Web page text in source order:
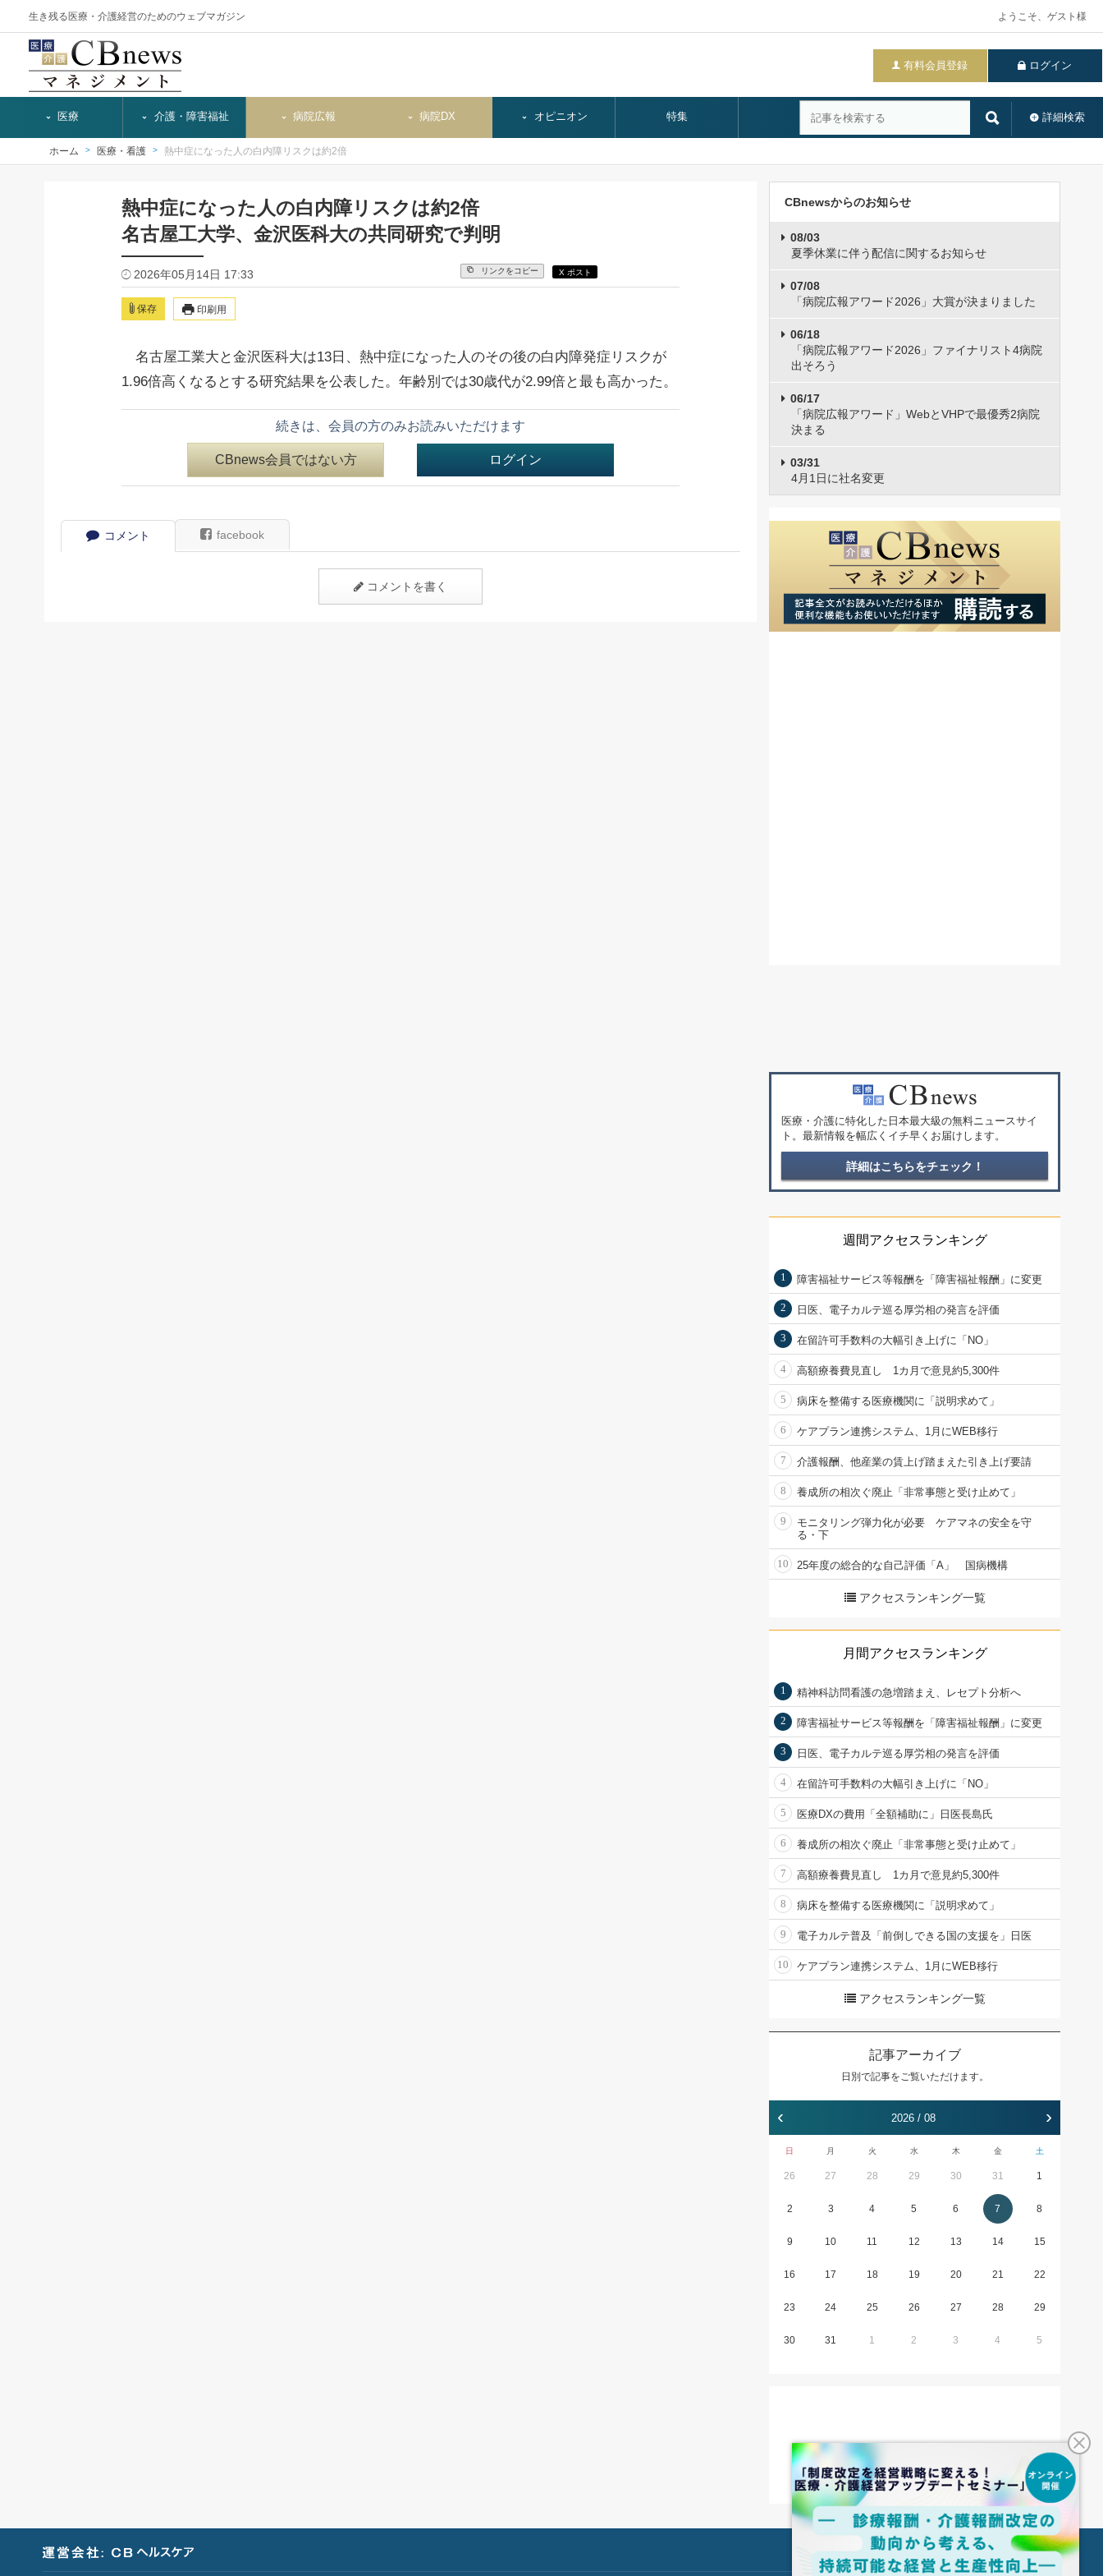
生き残る医療・介護経営のためのウェブマガジン ようこそ、ゲスト様
有料会員登録 ログイン
詳細検索
医療 介護・障害福祉 病院広報 病院DX オピニオン 特集
ホーム 医療・看護 熱中症になった人の白内障リスクは約2倍
熱中症になった人の白内障リスクは約2倍
名古屋工大学、金沢医科大の共同研究で判明
2026年05月14日 17:33 リンクをコピー X ポスト
保存 印刷用
名古屋工業大と金沢医科大は13日、熱中症になった人のその後の白内障発症リスクが
1.96倍高くなるとする研究結果を公表した。年齢別では30歳代が2.99倍と最も高かった。
続きは、会員の方のみお読みいただけます
CBnews会員ではない方 ログイン
コメント facebook
コメントを書く
CBnewsからのお知らせ
08/03
夏季休業に伴う配信に関するお知らせ
07/08
「病院広報アワード2026」大賞が決まりました
06/18
「病院広報アワード2026」ファイナリスト4病院
出そろう
06/17
「病院広報アワード」WebとVHPで最優秀2病院
決まる
03/31
4月1日に社名変更
医療・介護に特化した日本最大級の無料ニュースサイ
ト。最新情報を幅広くイチ早くお届けします。
詳細はこちらをチェック！
週間アクセスランキング
1 障害福祉サービス等報酬を「障害福祉報酬」に変更
2 日医、電子カルテ巡る厚労相の発言を評価
3 在留許可手数料の大幅引き上げに「NO」
4 高額療養費見直し 1カ月で意見約5,300件
5 病床を整備する医療機関に「説明求めて」
6 ケアプラン連携システム、1月にWEB移行
7 介護報酬、他産業の賃上げ踏まえた引き上げ要請
8 養成所の相次ぐ廃止「非常事態と受け止めて」
9
モニタリング弾力化が必要 ケアマネの安全を守
る・下
10 25年度の総合的な自己評価「A」 国病機構
アクセスランキング一覧
月間アクセスランキング
1 精神科訪問看護の急増踏まえ、レセプト分析へ
2 障害福祉サービス等報酬を「障害福祉報酬」に変更
3 日医、電子カルテ巡る厚労相の発言を評価
4 在留許可手数料の大幅引き上げに「NO」
5 医療DXの費用「全額補助に」日医長島氏
6 養成所の相次ぐ廃止「非常事態と受け止めて」
7 高額療養費見直し 1カ月で意見約5,300件
8 病床を整備する医療機関に「説明求めて」
9 電子カルテ普及「前倒しできる国の支援を」日医
10 ケアプラン連携システム、1月にWEB移行
アクセスランキング一覧
記事アーカイブ
日別で記事をご覧いただけます。
‹ 2026 / 08 ›
日 月 火 水 木 金 土
26 27 28 29 30 31 1
2 3 4 5 6 7 8
9 10 11 12 13 14 15
16 17 18 19 20 21 22
23 24 25 26 27 28 29
30 31 1 2 3 4 5